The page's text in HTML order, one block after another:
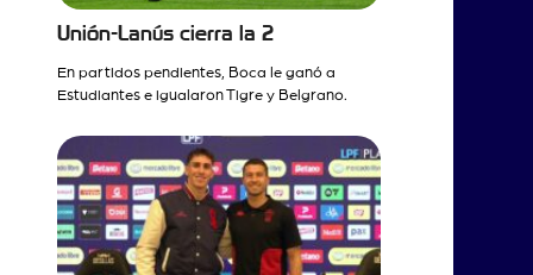
Unión-Lanús cierra la 2
En partidos pendientes, Boca le ganó a
Estudiantes e igualaron Tigre y Belgrano.